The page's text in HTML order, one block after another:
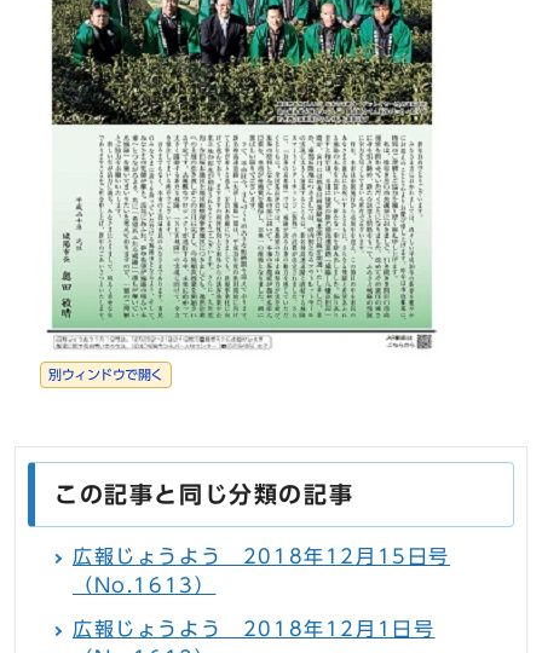
別ウィンドウで開く
この記事と同じ分類の記事
広報じょうよう 2018年12月15日号
（No.1613）
広報じょうよう 2018年12月1日号